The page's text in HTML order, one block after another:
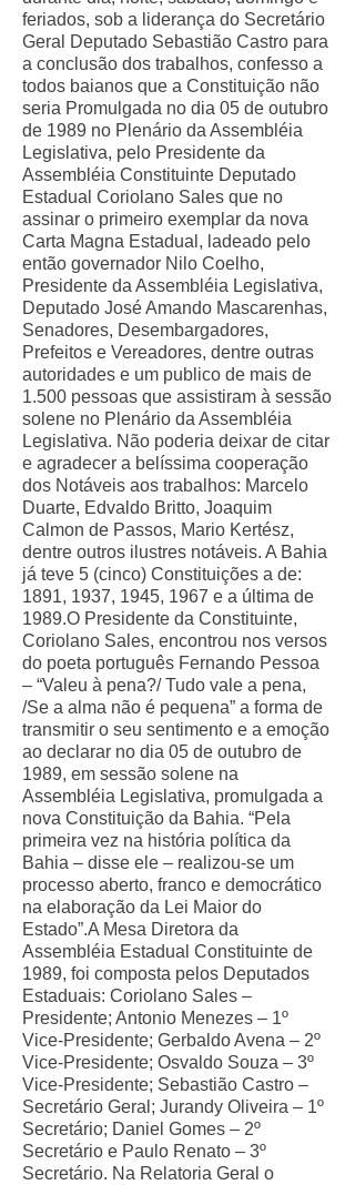
feriados, sob a liderança do Secretário
Geral Deputado Sebastião Castro para
a conclusão dos trabalhos, confesso a
todos baianos que a Constituição não
seria Promulgada no dia 05 de outubro
de 1989 no Plenário da Assembléia
Legislativa, pelo Presidente da
Assembléia Constituinte Deputado
Estadual Coriolano Sales que no
assinar o primeiro exemplar da nova
Carta Magna Estadual, ladeado pelo
então governador Nilo Coelho,
Presidente da Assembléia Legislativa,
Deputado José Amando Mascarenhas,
Senadores, Desembargadores,
Prefeitos e Vereadores, dentre outras
autoridades e um publico de mais de
1.500 pessoas que assistiram à sessão
solene no Plenário da Assembléia
Legislativa. Não poderia deixar de citar
e agradecer a belíssima cooperação
dos Notáveis aos trabalhos: Marcelo
Duarte, Edvaldo Britto, Joaquim
Calmon de Passos, Mario Kertész,
dentre outros ilustres notáveis. A Bahia
já teve 5 (cinco) Constituições a de:
1891, 1937, 1945, 1967 e a última de
1989.O Presidente da Constituinte,
Coriolano Sales, encontrou nos versos
do poeta português Fernando Pessoa
– “Valeu à pena?/ Tudo vale a pena,
/Se a alma não é pequena” a forma de
transmitir o seu sentimento e a emoção
ao declarar no dia 05 de outubro de
1989, em sessão solene na
Assembléia Legislativa, promulgada a
nova Constituição da Bahia. “Pela
primeira vez na história política da
Bahia – disse ele – realizou-se um
processo aberto, franco e democrático
na elaboração da Lei Maior do
Estado”.A Mesa Diretora da
Assembléia Estadual Constituinte de
1989, foi composta pelos Deputados
Estaduais: Coriolano Sales –
Presidente; Antonio Menezes – 1º
Vice-Presidente; Gerbaldo Avena – 2º
Vice-Presidente; Osvaldo Souza – 3º
Vice-Presidente; Sebastião Castro –
Secretário Geral; Jurandy Oliveira – 1º
Secretário; Daniel Gomes – 2º
Secretário e Paulo Renato – 3º
Secretário. Na Relatoria Geral o